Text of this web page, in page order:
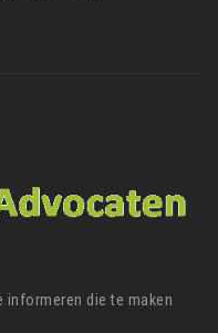
informeren die te maken